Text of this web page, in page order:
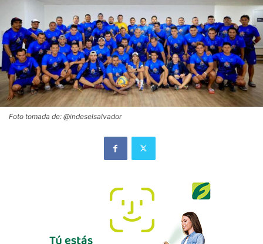
Foto tomada de: @indeselsalvador